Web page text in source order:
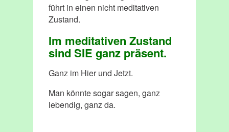
führt in einen nicht meditativen
Zustand.
Im meditativen Zustand
sind SIE ganz präsent.
Ganz im Hier und Jetzt.
Man könnte sogar sagen, ganz
lebendig, ganz da.